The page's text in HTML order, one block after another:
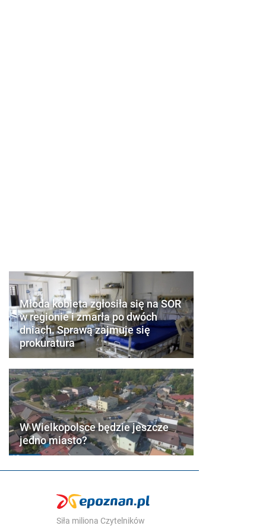
Młoda kobieta zgłosiła się na SOR
w regionie i zmarła po dwóch
dniach. Sprawą zajmuje się
prokuratura
W Wielkopolsce będzie jeszcze
jedno miasto?
Siła miliona Czytelników